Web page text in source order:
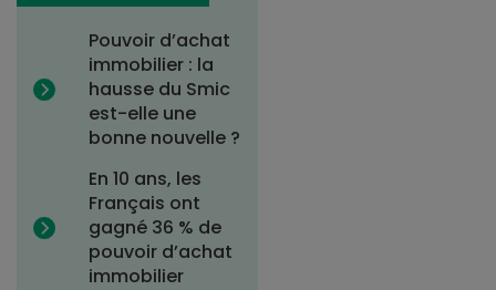
Pouvoir d’achat
immobilier : la
hausse du Smic
est-elle une
bonne nouvelle ?
En 10 ans, les
Français ont
gagné 36 % de
pouvoir d’achat
immobilier